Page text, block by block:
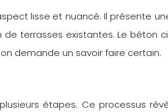
lisse et nuancé. Il présente
terrasses existantes. Le
demande un savoir faire certain.
étapes. Ce processus